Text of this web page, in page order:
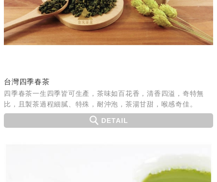
台灣四季春茶
四季春茶一生四季皆可生產，茶味如百花香，清香四溢，奇特無
比，且製茶過程細膩、特殊，耐沖泡，茶湯甘甜，喉感奇佳。
DETAIL